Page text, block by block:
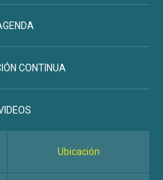
CONTINUA
Ubicación